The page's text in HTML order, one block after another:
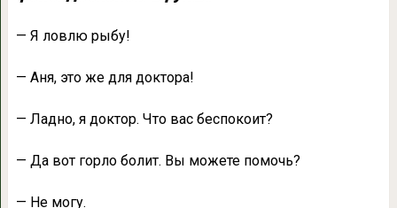
— Я ловлю рыбу!
— Аня, это же для доктора!
— Ладно, я доктор. Что вас беспокоит?
— Да вот горло болит. Вы можете помочь?
— Не могу.